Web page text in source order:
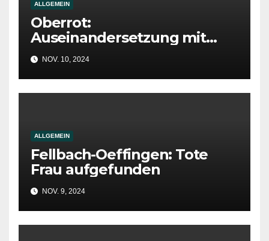
ALLGEMEIN
Oberrot:
Auseinandersetzung mit
tödlich verletzter Person
NOV. 10, 2024
ALLGEMEIN
Fellbach-Oeffingen: Tote
Frau aufgefunden
NOV. 9, 2024